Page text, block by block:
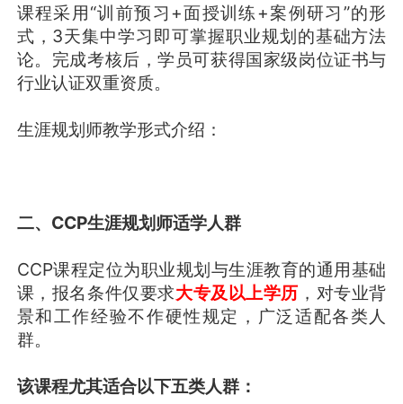
课程采用“训前预习+面授训练+案例研习”的形
式，3天集中学习即可掌握职业规划的基础方法
论。完成考核后，学员可获得国家级岗位证书与
行业认证双重资质。
生涯规划师教学形式介绍：
二、CCP生涯规划师适学人群
CCP课程定位为职业规划与生涯教育的通用基础
课，报名条件仅要求大专及以上学历 ，对专业背
景和工作经验不作硬性规定，广泛适配各类人
群。
该课程尤其适合以下五类人群：